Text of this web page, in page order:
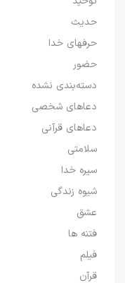
حدیث
حرفهای خدا
حضور
دسته‌بندی نشده
دعاهای شخصی
دعاهای قرآنی
سلامتی
سیره خدا
شیوه زندگی
عشق
فتنه ها
فیلم
قرآن